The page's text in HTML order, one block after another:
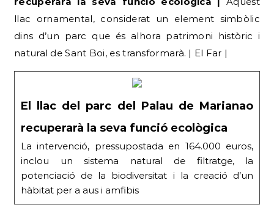
llac ornamental, considerat un element simbòlic
dins d’un parc que és alhora patrimoni històric i
natural de Sant Boi, es transformarà. | El Far |
El llac del parc del Palau de Marianao
recuperarà la seva funció ecològica
La intervenció, pressupostada en 164.000 euros,
inclou un sistema natural de filtratge, la
potenciació de la biodiversitat i la creació d’un
hàbitat per a aus i amfibis